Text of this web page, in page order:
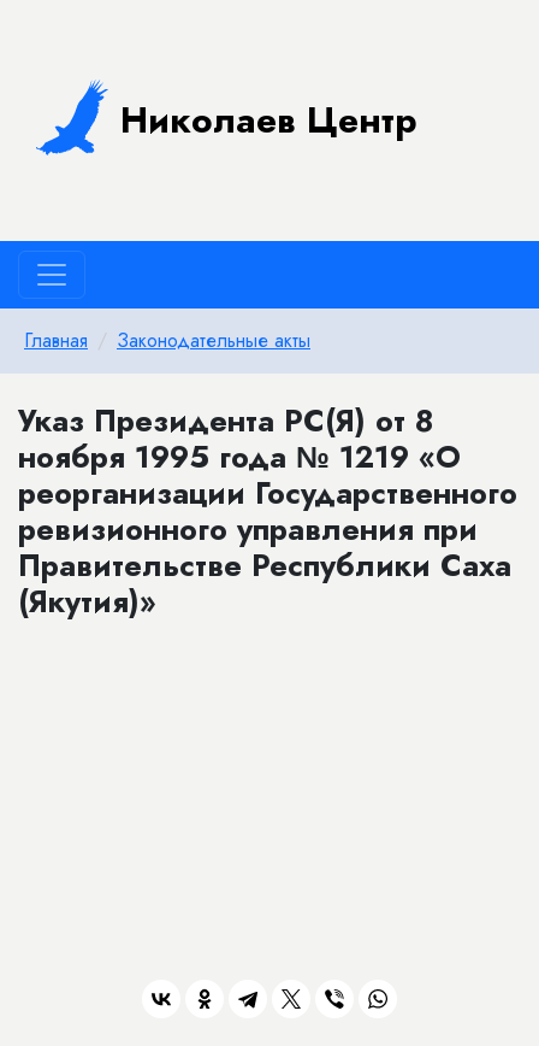
Николаев Центр
Главная Законодательные акты
Указ Президента РС(Я) от 8
ноября 1995 года № 1219 «О
реорганизации Государственного
ревизионного управления при
Правительстве Республики Саха
(Якутия)»